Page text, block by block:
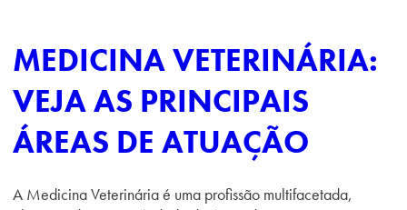
MEDICINA VETERINÁRIA:
VEJA AS PRINCIPAIS
ÁREAS DE ATUAÇÃO
A Medicina Veterinária é uma profissão multifacetada,